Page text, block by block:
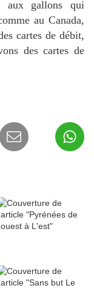
aux gallons qui
au Canada,
cartes de débit,
des cartes de